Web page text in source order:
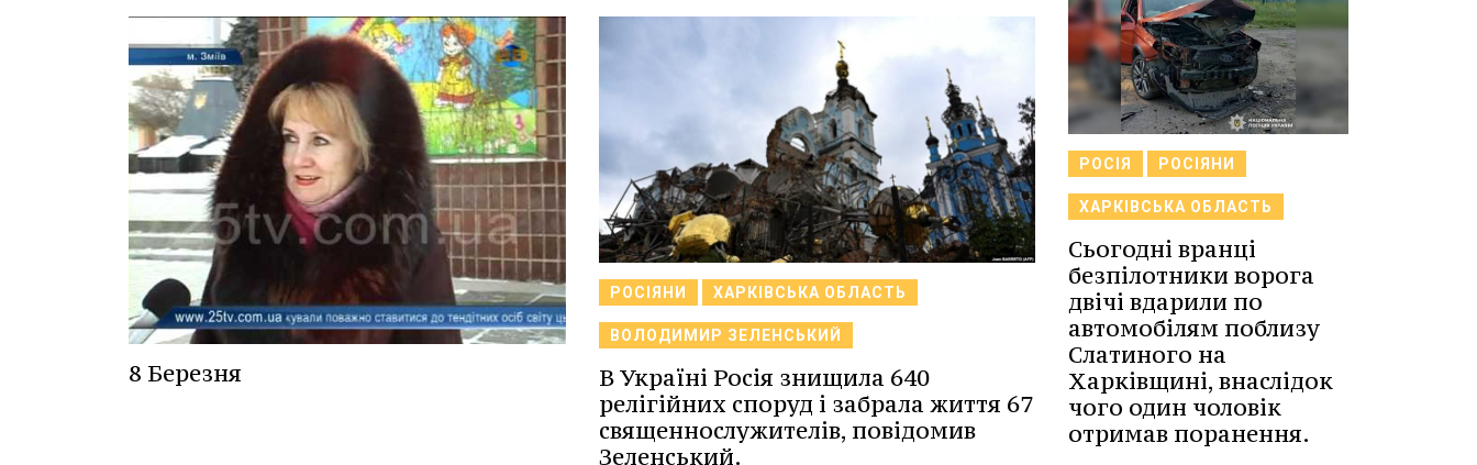
8 Березня
РОСІЯНИ ХАРКІВСЬКА ОБЛАСТЬ
ВОЛОДИМИР ЗЕЛЕНСЬКИЙ
В Україні Росія знищила 640
релігійних споруд і забрала життя 67
священнослужителів, повідомив
Зеленський.
РОСІЯ РОСІЯНИ
ХАРКІВСЬКА ОБЛАСТЬ
Сьогодні вранці
безпілотники ворога
двічі вдарили по
автомобілям поблизу
Слатиного на
Харківщині, внаслідок
чого один чоловік
отримав поранення.